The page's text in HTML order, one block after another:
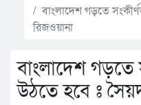
বাংলাদেশ গড়তে
রিজওয়ানা
বাংলাদেশ গড়তে
উঠতে হবে ঃ